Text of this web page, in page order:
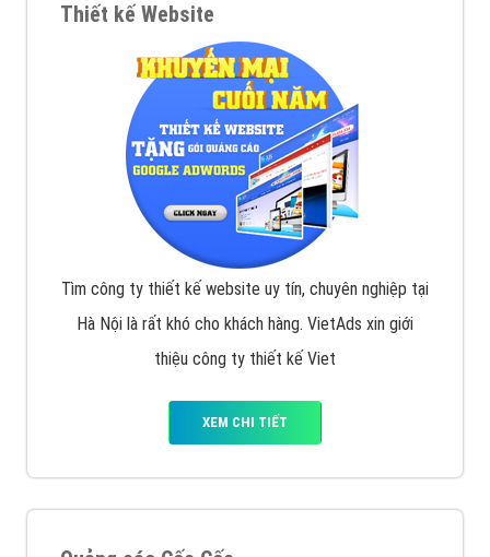
Thiết kế Website
Tìm công ty thiết kế website uy tín, chuyên nghiệp tại
Hà Nội là rất khó cho khách hàng. VietAds xin giới
thiệu công ty thiết kế Viet
XEM CHI TIẾT